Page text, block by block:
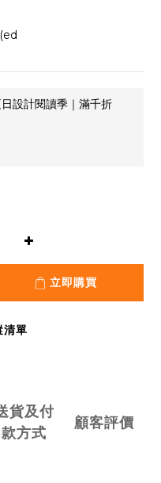
設計閱讀季｜滿千折
立即購買
清單
貨及付
款方式
顧客評價